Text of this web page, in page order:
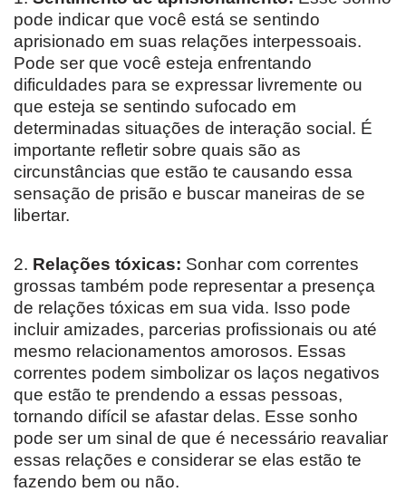
pode indicar que você está se sentindo
aprisionado em suas relações interpessoais.
Pode ser que você esteja enfrentando
dificuldades para se expressar livremente ou
que esteja se sentindo sufocado em
determinadas situações de interação social. É
importante refletir sobre quais são as
circunstâncias que estão te causando essa
sensação de prisão e buscar maneiras de se
libertar.
2. Relações tóxicas: Sonhar com correntes
grossas também pode representar a presença
de relações tóxicas em sua vida. Isso pode
incluir amizades, parcerias profissionais ou até
mesmo relacionamentos amorosos. Essas
correntes podem simbolizar os laços negativos
que estão te prendendo a essas pessoas,
tornando difícil se afastar delas. Esse sonho
pode ser um sinal de que é necessário reavaliar
essas relações e considerar se elas estão te
fazendo bem ou não.